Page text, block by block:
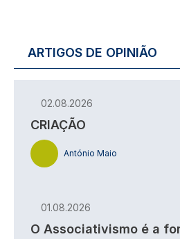
ARTIGOS DE OPINIÃO
02.08.2026
CRIAÇÃO
António Maio
01.08.2026
O Associativismo é a